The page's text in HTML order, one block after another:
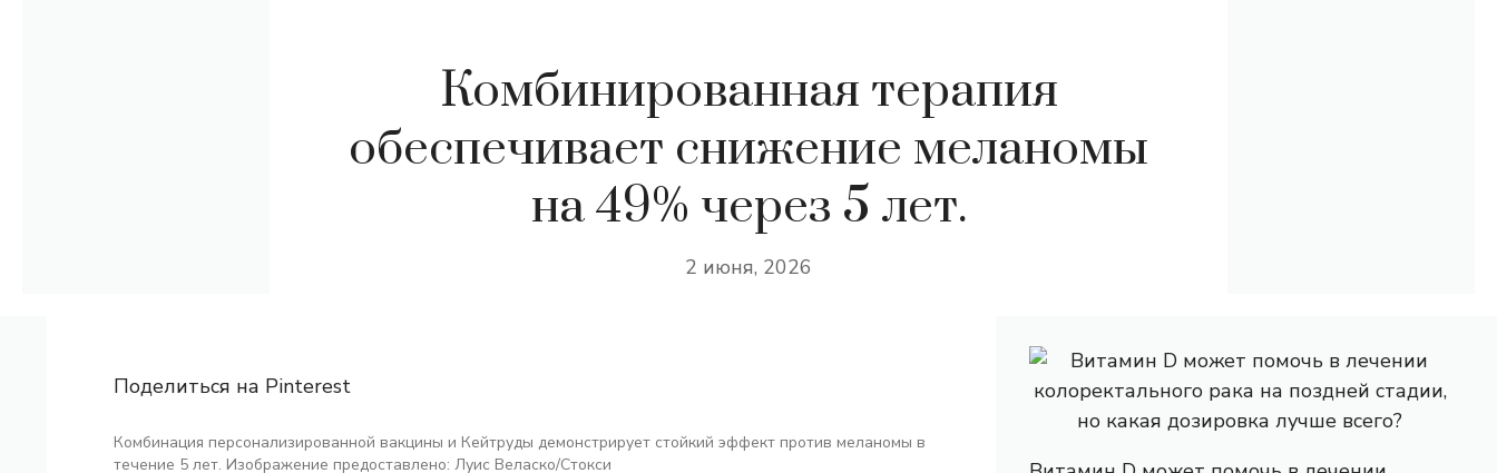
Комбинированная терапия
обеспечивает снижение меланомы
на 49% через 5 лет.
2 июня, 2026
Поделиться на Pinterest
Комбинация персонализированной вакцины и Кейтруды демонстрирует стойкий эффект против меланомы в
течение 5 лет. Изображение предоставлено: Луис Веласко/Стокси